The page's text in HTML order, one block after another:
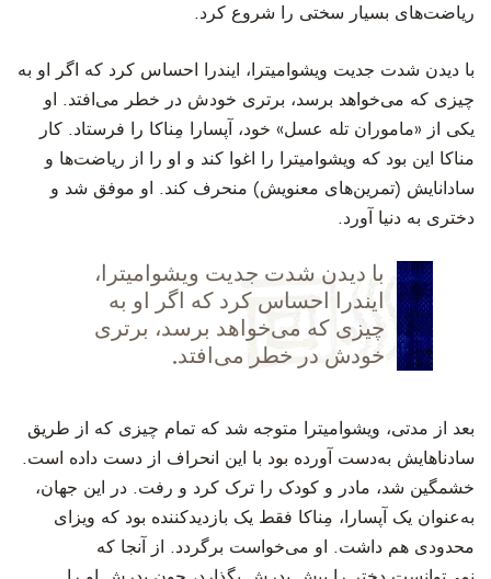
ریاضت‌های بسیار سختی را شروع کرد.
‫با دیدن شدت جدیت ویشوامیترا، ایندرا احساس کرد که اگر او به
چیزی که می‌خواهد برسد، برتری خودش در خطر می‌افتد. او
یکی از «ماموران تله عسل» خود، آپسارا مِناکا را فرستاد. کار
مناکا این بود که ویشوامیترا را اغوا کند و او را از ریاضت‌ها و
سادانایش (تمرین‌های معنویش) منحرف کند. او موفق شد و
دختری به دنیا آورد.
‫با دیدن شدت جدیت ویشوامیترا،
ایندرا احساس کرد که اگر او به
چیزی که می‌خواهد برسد، برتری
خودش در خطر می‌افتد.
‫بعد از مدتی، ویشوامیترا متوجه شد که تمام چیزی که از طریق
سادناهایش به‌دست آورده بود با این انحراف از دست داده است.
خشمگین شد، مادر و کودک را ترک کرد و رفت. در این جهان،
به‌عنوان یک آپسارا، مِناکا فقط یک بازدید‌کننده بود که ویزای
محدودی هم داشت. او می‌خواست برگردد. از آنجا که